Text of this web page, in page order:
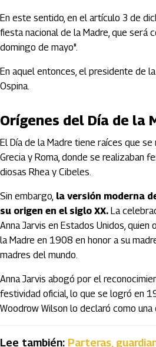
En este sentido, en el artículo 3 de
fiesta nacional de la Madre, que será
domingo de mayo".
En aquel entonces, el presidente de
Ospina.
Orígenes del Día de la
El Día de la Madre tiene raíces que
Grecia y Roma, donde se realizaban
diosas Rhea y Cibeles.
Sin embargo, la versión moderna
su origen en el siglo XX. La
Anna Jarvis en Estados Unidos,
la Madre en 1908 en honor a su
madres del mundo.
Anna Jarvis abogó por el
festividad oficial, lo que se logró en
Woodrow Wilson lo declaró como una
Lee también: Parteras,